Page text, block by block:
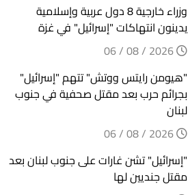
وزراء خارجية 8 دول عربية وإسلامية
يدينون انتهاكات "إسرائيل" في غزة
"هيومن رايتس ووتش" تتهم "إسرائيل"
بجرائم حرب بعد مقتل صحفية في جنوب
لبنان
"إسرائيل" تشن غارات على جنوب لبنان بعد
مقتل جنديين لها